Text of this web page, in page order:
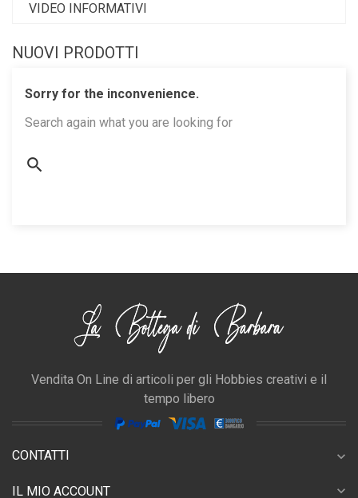
VIDEO INFORMATIVI
NUOVI PRODOTTI
Sorry for the inconvenience.
Search again what you are looking for
Vendita On Line di articoli per gli Hobbies creativi e il
tempo libero
CONTATTI expand_more
IL MIO ACCOUNT expand_more